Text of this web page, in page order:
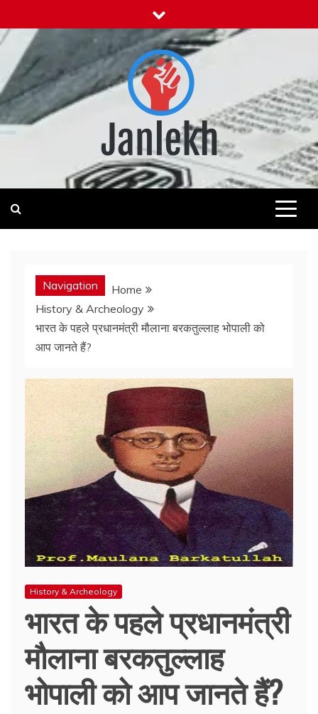
to
content
News for Public
Navigation
Home
History & Archeology
भारत के पहले प्रधानमंत्री मौलाना बरकतुल्लाह भोपाली को
आप जानते हैं?
History & Archeology
भारत के पहले प्रधानमंत्री
मौलाना बरकतुल्लाह
भोपाली को आप जानते हैं?